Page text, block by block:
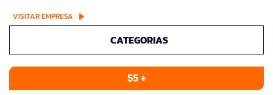
VISITAR EMPRESA
CATEGORIAS
55 +